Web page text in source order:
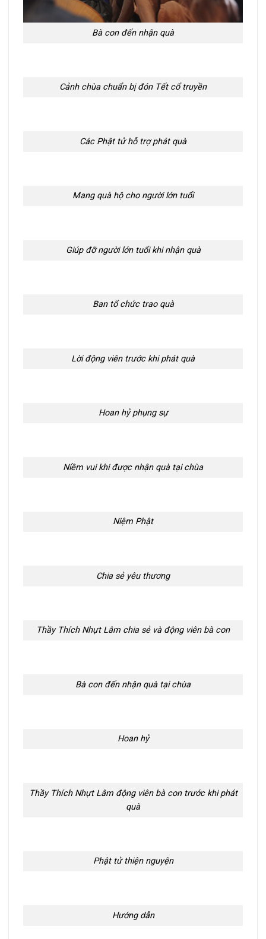
Bà con đến nhận quà
Cảnh chùa chuẩn bị đón Tết cổ truyền
Các Phật tử hỗ trợ phát quà
Mang quà hộ cho người lớn tuổi
Giúp đỡ người lớn tuổi khi nhận quà
Ban tổ chức trao quà
Lời động viên trước khi phát quà
Hoan hỷ phụng sự
Niềm vui khi được nhận quà tại chùa
Niệm Phật
Chia sẻ yêu thương
Thầy Thích Nhựt Lâm chia sẻ và động viên bà con
Bà con đến nhận quà tại chùa
Hoan hỷ
Thầy Thích Nhựt Lâm động viên bà con trước khi phát
quà
Phật tử thiện nguyện
Hướng dẫn